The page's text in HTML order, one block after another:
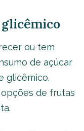
ou tem
de açúcar
glicêmico.
de frutas